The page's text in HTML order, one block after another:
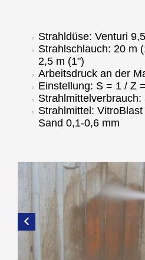
Strahldüse: Venturi
Strahlschlauch: 20 m
2,5 m (1")
Arbeitsdruck an der
Einstellung: S = 1 / Z
Strahlmittelverbrauch:
Strahlmittel:
Sand 0,1-0,6 mm